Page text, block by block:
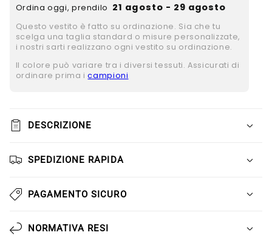
Ordina oggi, prendilo 21 agosto - 29 agosto
Questo vestito è fatto su ordinazione. Sia che tu
scelga una taglia standard o misure personalizzate,
i nostri sarti realizzano ogni vestito su ordinazione.
Il colore può variare tra i diversi tessuti. Assicurati di
ordinare prima icampioni
DESCRIZIONE
SPEDIZIONE RAPIDA
PAGAMENTO SICURO
NORMATIVA RESI